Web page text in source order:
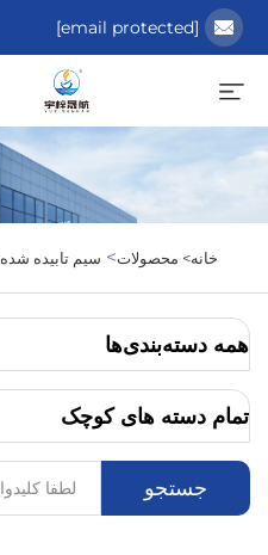
[email protected]
خانه> محصولات> سیم تابیده شده CCS
همه دسته‌بندی‌ها
تمام دسته های کوچک
جستجو